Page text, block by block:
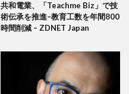
共和電業、「Teachme Biz」で技
術伝承を推進–教育工数を年間800
時間削減 – ZDNET Japan